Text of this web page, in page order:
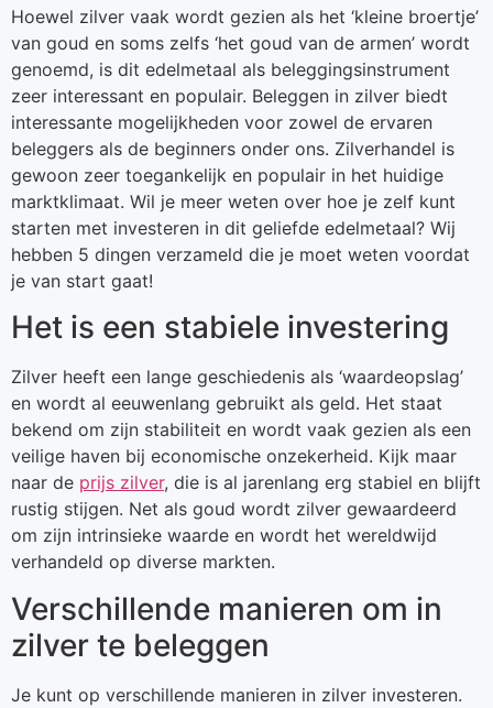
Hoewel zilver vaak wordt gezien als het ‘kleine broertje’
van goud en soms zelfs ‘het goud van de armen’ wordt
genoemd, is dit edelmetaal als beleggingsinstrument
zeer interessant en populair. Beleggen in zilver biedt
interessante mogelijkheden voor zowel de ervaren
beleggers als de beginners onder ons. Zilverhandel is
gewoon zeer toegankelijk en populair in het huidige
marktklimaat. Wil je meer weten over hoe je zelf kunt
starten met investeren in dit geliefde edelmetaal? Wij
hebben 5 dingen verzameld die je moet weten voordat
je van start gaat!
Het is een stabiele investering
Zilver heeft een lange geschiedenis als ‘waardeopslag’
en wordt al eeuwenlang gebruikt als geld. Het staat
bekend om zijn stabiliteit en wordt vaak gezien als een
veilige haven bij economische onzekerheid. Kijk maar
naar de prijs zilver, die is al jarenlang erg stabiel en blijft
rustig stijgen. Net als goud wordt zilver gewaardeerd
om zijn intrinsieke waarde en wordt het wereldwijd
verhandeld op diverse markten.
Verschillende manieren om in
zilver te beleggen
Je kunt op verschillende manieren in zilver investeren.